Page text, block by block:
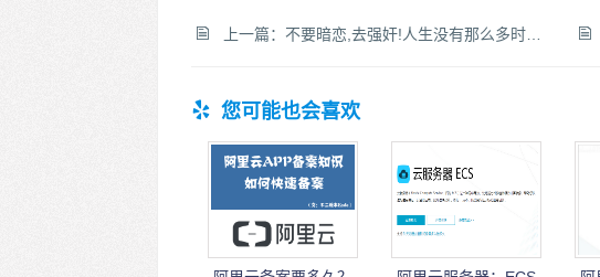
上一篇： 不要暗恋,去强奸!人生没有那么多时间给你演内心戏,爱她就去搞她,喜欢就强奸啊!表白有什么用?还是会被拒绝!
您可能也会喜欢